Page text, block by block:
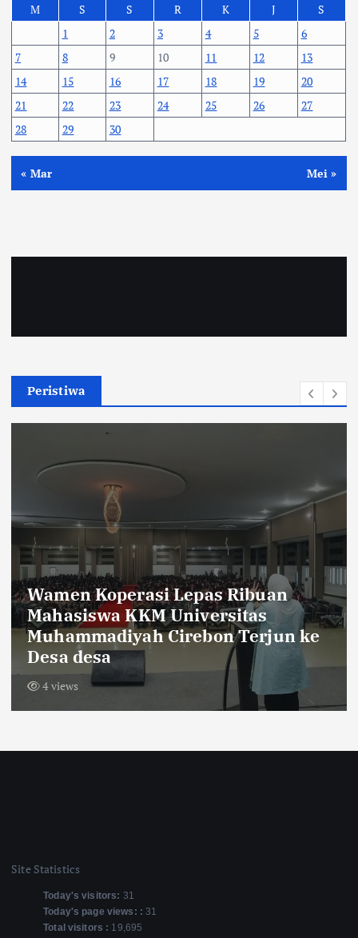
M
S S R K J
S
1
2 3 4 5
6
7
8 9 10 11 12
13
14
15 16 17 18 19
20
21
22 23 24 25 26
27
28
29 30
« Mar Mei »
Peristiwa
Sambut HUT RI ke-81,Warga Dusun
Krajan Tengah Pasang Bendera
Merah Putih Sepanjang 600 Meter
9 views
Site Statistics
Today's visitors: 31
Today's page views: :31
Total visitors : 19,695